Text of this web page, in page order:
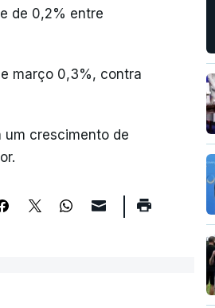
de 0,2% entre
março 0,3%, contra
um crescimento de